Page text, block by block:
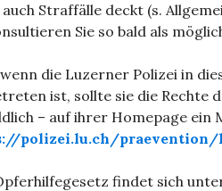
auch Straffälle deckt (s.
Sie so bald als
die Luzerner Polizei in
ist, sollte sie die Rechte
– auf ihrer Homepage ein
polizei.lu.ch/
findet sich